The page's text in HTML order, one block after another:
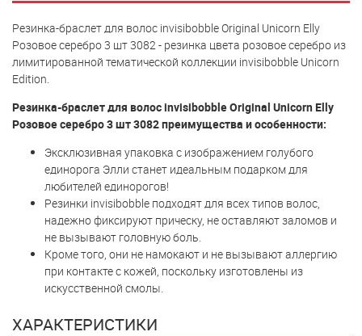
Резинка-браслет для волос invisibobble Original Unicorn Elly
Розовое серебро 3 шт 3082 - резинка цвета розовое серебро из
лимитированной тематической коллекции invisibobble Unicorn
Edition.
Резинка-браслет для волос invisibobble Original Unicorn Elly
Розовое серебро 3 шт 3082 преимущества и особенности:
Эксклюзивная упаковка с изображением голубого
единорога Элли станет идеальным подарком для
любителей единорогов!
Резинки invisibobble подходят для всех типов волос,
надежно фиксируют прическу, не оставляют заломов и
не вызывают головную боль.
Кроме того, они не намокают и не вызывают аллергию
при контакте с кожей, поскольку изготовлены из
искусственной смолы.
ХАРАКТЕРИСТИКИ